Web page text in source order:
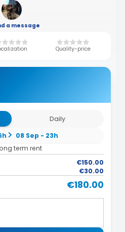
a message
Quality-price
Daily
08 Sep - 23h
term rent
€150.00
€30.00
€180.00